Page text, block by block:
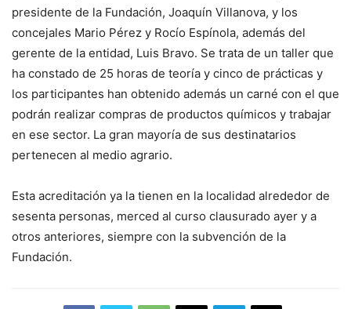
presidente de la Fundación, Joaquín Villanova, y los
concejales Mario Pérez y Rocío Espínola, además del
gerente de la entidad, Luis Bravo. Se trata de un taller que
ha constado de 25 horas de teoría y cinco de prácticas y
los participantes han obtenido además un carné con el que
podrán realizar compras de productos químicos y trabajar
en ese sector. La gran mayoría de sus destinatarios
pertenecen al medio agrario.
Esta acreditación ya la tienen en la localidad alrededor de
sesenta personas, merced al curso clausurado ayer y a
otros anteriores, siempre con la subvención de la
Fundación.